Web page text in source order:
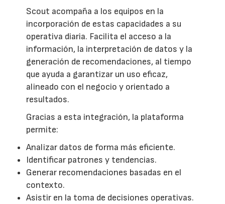
Scout acompaña a los equipos en la
incorporación de estas capacidades a su
operativa diaria. Facilita el acceso a la
información, la interpretación de datos y la
generación de recomendaciones, al tiempo
que ayuda a garantizar un uso eficaz,
alineado con el negocio y orientado a
resultados.
Gracias a esta integración, la plataforma
permite:
Analizar datos de forma más eficiente.
Identificar patrones y tendencias.
Generar recomendaciones basadas en el
contexto.
Asistir en la toma de decisiones operativas.